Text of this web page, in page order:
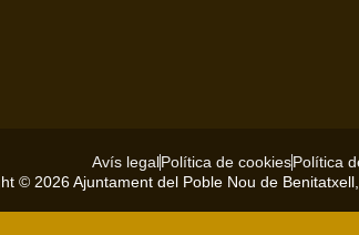
Avís legalPolítica de cookiesPolítica
© 2026 Ajuntament del Poble Nou de